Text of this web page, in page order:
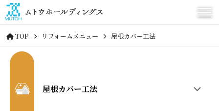
TOP リフォームメニュー 屋根カバー工法
屋根カバー工法